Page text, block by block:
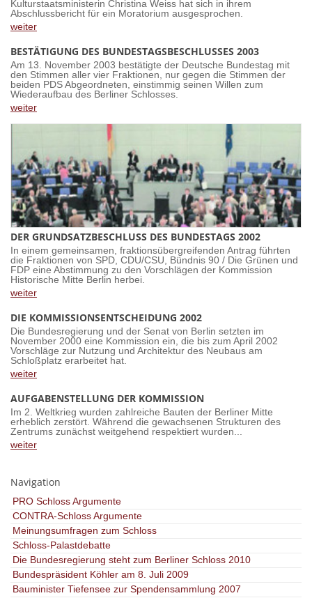
Kulturstaatsministerin Christina Weiss hat sich in ihrem
Abschlussbericht für ein Moratorium ausgesprochen.
weiter
BESTÄTIGUNG DES BUNDESTAGSBESCHLUSSES 2003
Am 13. November 2003 bestätigte der Deutsche Bundestag mit
den Stimmen aller vier Fraktionen, nur gegen die Stimmen der
beiden PDS Abgeordneten, einstimmig seinen Willen zum
Wiederaufbau des Berliner Schlosses.
weiter
DER GRUNDSATZBESCHLUSS DES BUNDESTAGS 2002
In einem gemeinsamen, fraktionsübergreifenden Antrag führten
die Fraktionen von SPD, CDU/CSU, Bündnis 90 / Die Grünen und
FDP eine Abstimmung zu den Vorschlägen der Kommission
Historische Mitte Berlin herbei.
weiter
DIE KOMMISSIONSENTSCHEIDUNG 2002
Die Bundesregierung und der Senat von Berlin setzten im
November 2000 eine Kommission ein, die bis zum April 2002
Vorschläge zur Nutzung und Architektur des Neubaus am
Schloßplatz erarbeitet hat.
weiter
AUFGABENSTELLUNG DER KOMMISSION
Im 2. Weltkrieg wurden zahlreiche Bauten der Berliner Mitte
erheblich zerstört. Während die gewachsenen Strukturen des
Zentrums zunächst weitgehend respektiert wurden...
weiter
Navigation
PRO Schloss Argumente
CONTRA-Schloss Argumente
Meinungsumfragen zum Schloss
Schloss-Palastdebatte
Die Bundesregierung steht zum Berliner Schloss 2010
Bundespräsident Köhler am 8. Juli 2009
Bauminister Tiefensee zur Spendensammlung 2007